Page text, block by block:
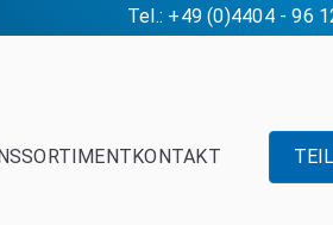
Tel.: +49 (0)4404 - 96
SORTIMENTKONTAKT